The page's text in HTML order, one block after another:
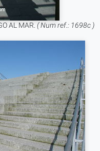
AL MAR. ( Num ref.: 1698c )